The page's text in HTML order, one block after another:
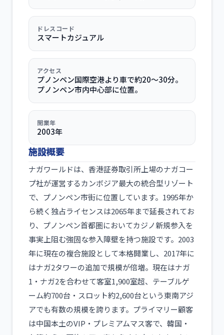
ドレスコード
スマートカジュアル
アクセス
プノンペン国際空港より車で約20〜30分。
プノンペン市内中心部に位置。
開業年
2003年
施設概要
ナガワールドは、香港証券取引所上場のナガコー
プ社が運営するカンボジア最大の統合型リゾート
で、プノンペン市街に位置しています。1995年か
ら続く独占ライセンスは2065年まで延長されてお
り、プノンペン首都圏においてカジノ新規参入を
事実上阻む強固な参入障壁を持つ施設です。2003
年に現在の複合施設として本格開業し、2017年に
はナガ2タワーの追加で規模が倍増。現在はナガ
1・ナガ2を合わせて客室1,900室超、テーブルゲ
ーム約700台・スロット約2,600台という東南アジ
アでも有数の規模を誇ります。プライマリー顧客
は中国本土のVIP・プレミアムマス客で、韓国・